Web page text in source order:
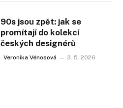
90s jsou zpět: jak se
promítají do kolekcí
českých designérů
Veronika Vénosová 3. 5. 2026